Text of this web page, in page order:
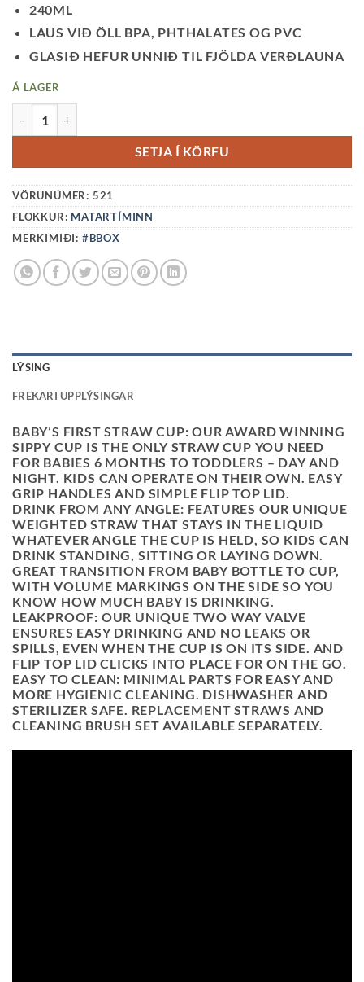
240ML
LAUS VIÐ ÖLL BPA, PHTHALATES OG PVC
GLASIÐ HEFUR UNNIÐ TIL FJÖLDA VERÐLAUNA
Á LAGER
SETJA Í KÖRFU
VÖRUNÚMER: 521
FLOKKUR: MATARTÍMINN
MERKIMIÐI: #BBOX
LÝSING
FREKARI UPPLÝSINGAR
BABY’S FIRST STRAW CUP: OUR AWARD WINNING
SIPPY CUP IS THE ONLY STRAW CUP YOU NEED
FOR BABIES 6 MONTHS TO TODDLERS – DAY AND
NIGHT. KIDS CAN OPERATE ON THEIR OWN. EASY
GRIP HANDLES AND SIMPLE FLIP TOP LID.
DRINK FROM ANY ANGLE: FEATURES OUR UNIQUE
WEIGHTED STRAW THAT STAYS IN THE LIQUID
WHATEVER ANGLE THE CUP IS HELD, SO KIDS CAN
DRINK STANDING, SITTING OR LAYING DOWN.
GREAT TRANSITION FROM BABY BOTTLE TO CUP,
WITH VOLUME MARKINGS ON THE SIDE SO YOU
KNOW HOW MUCH BABY IS DRINKING.
LEAKPROOF: OUR UNIQUE TWO WAY VALVE
ENSURES EASY DRINKING AND NO LEAKS OR
SPILLS, EVEN WHEN THE CUP IS ON ITS SIDE. AND
FLIP TOP LID CLICKS INTO PLACE FOR ON THE GO.
EASY TO CLEAN: MINIMAL PARTS FOR EASY AND
MORE HYGIENIC CLEANING. DISHWASHER AND
STERILIZER SAFE. REPLACEMENT STRAWS AND
CLEANING BRUSH SET AVAILABLE SEPARATELY.